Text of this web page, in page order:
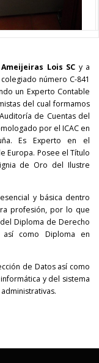
Ameijeiras Lois SC y a
número C-841
un Experto Contable
del cual formamos
de Cuentas del
por el ICAC en
Es Experto en el
Europa. Posee el Título
de Oro del Ilustre
y básica dentro
profesión, por lo que
Diploma de Derecho
así como Diploma en
de Datos así como
y del sistema